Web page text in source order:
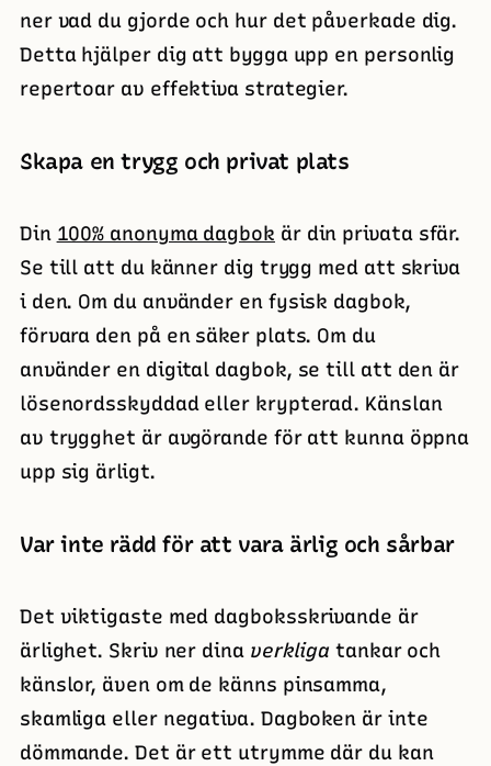
ner vad du gjorde och hur det påverkade dig.
Detta hjälper dig att bygga upp en personlig
repertoar av effektiva strategier.
Skapa en trygg och privat plats
Din 100% anonyma dagbok är din privata sfär.
Se till att du känner dig trygg med att skriva
i den. Om du använder en fysisk dagbok,
förvara den på en säker plats. Om du
använder en digital dagbok, se till att den är
lösenordsskyddad eller krypterad. Känslan
av trygghet är avgörande för att kunna öppna
upp sig ärligt.
Var inte rädd för att vara ärlig och sårbar
Det viktigaste med dagboksskrivande är
ärlighet. Skriv ner dina verkliga tankar och
känslor, även om de känns pinsamma,
skamliga eller negativa. Dagboken är inte
dömmande. Det är ett utrymme där du kan